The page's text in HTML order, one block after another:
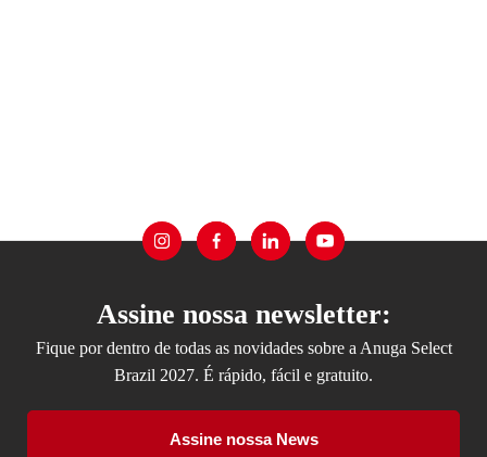
Assine nossa newsletter:
Fique por dentro de todas as novidades sobre a Anuga Select
Brazil 2027. É rápido, fácil e gratuito.
Assine nossa News